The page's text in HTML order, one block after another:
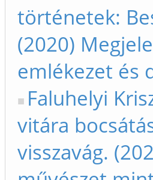
történetek:
(2020)
emlékezet és
Faluhelyi
vitára
visszavág.